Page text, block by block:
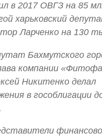
в 2017 ОВГЗ на 85
харьковский
Ларченко на 130
Бахмутского
компании
Никитенко делал
в гособлигации